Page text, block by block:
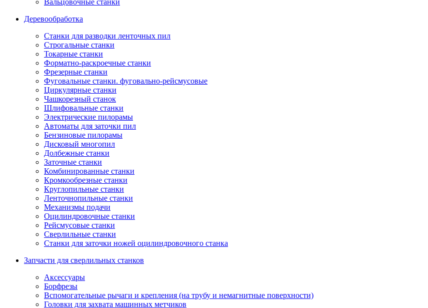
Вальцовочные станки
Деревообработка
Станки для разводки ленточных пил
Строгальные станки
Токарные станки
Форматно-раскроечные станки
Фрезерные станки
Фуговальные станки. фуговально-рейсмусовые
Циркулярные станки
Чашкорезный станок
Шлифовальные станки
Электрические пилорамы
Автоматы для заточки пил
Бензиновые пилорамы
Дисковый многопил
Долбежные станки
Заточные станки
Комбинированные станки
Кромкообрезные станки
Круглопильные станки
Ленточнопильные станки
Механизмы подачи
Оцилиндровочные станки
Рейсмусовые станки
Сверлильные станки
Станки для заточки ножей оцилиндровочного станка
Запчасти для сверлильных станков
Аксессуары
Борфрезы
Вспомогательные рычаги и крепления (на трубу и немагнитные поверхности)
Головки для захвата машинных метчиков